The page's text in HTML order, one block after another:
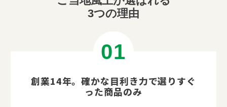
3つの理由
創業14年。確かな目利き力で選りすぐ
った商品のみ